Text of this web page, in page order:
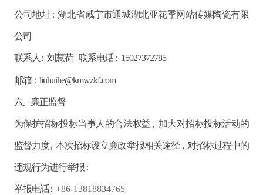
公司地址：湖北省咸宁市通城湖北亚花季网站传媒陶瓷有限
公司
联系人：刘慧荷联系电话： 15027372785
邮箱： liuhuihe@kmwzkf.com
六、廉正监督
为保护招标投标当事人的合法权益，加大对招标投标活动的
监督力度，本次招标设立廉政举报相关途径，对招标过程中的
违规行为进行举报：
举报电话： +86-13818834765